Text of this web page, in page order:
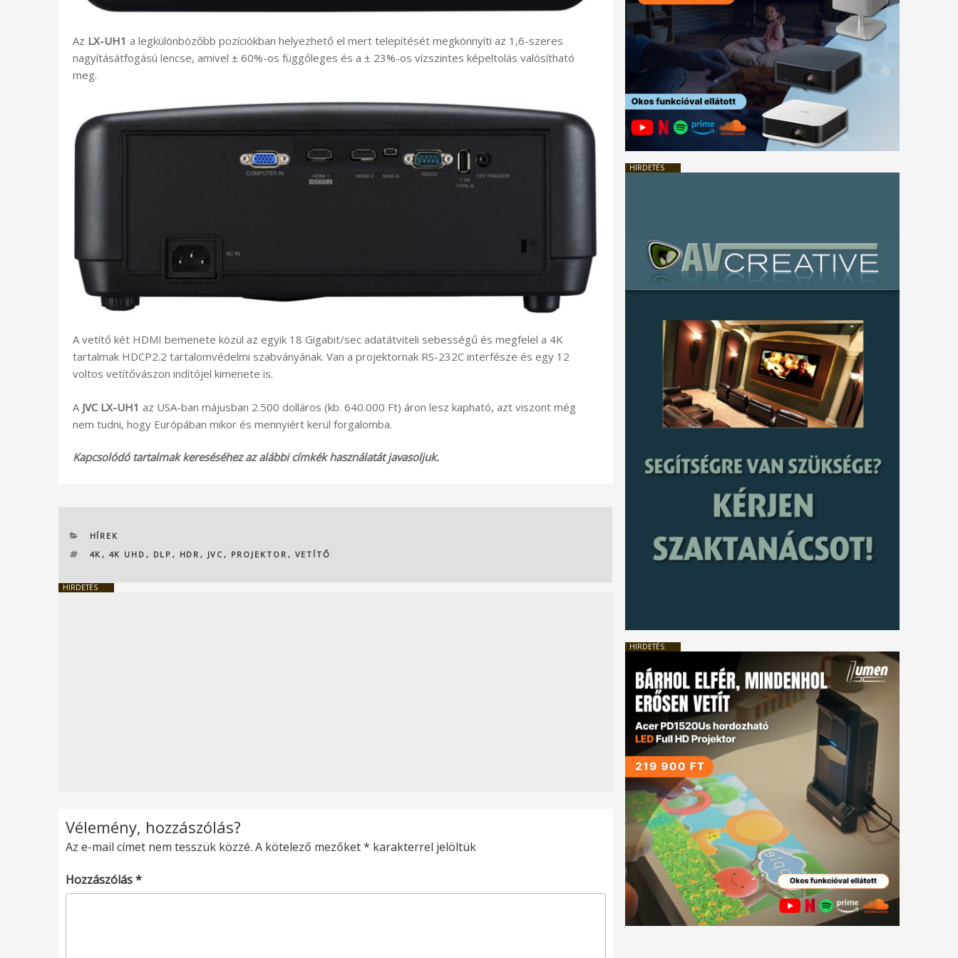
Az LX-UH1 a legkülönbözőbb pozíciókban helyezhető el mert telepítését megkönnyíti az 1,6-szeres
nagyításátfogású lencse, amivel ± 60%-os függőleges és a ± 23%-os vízszintes képeltolás valósítható
meg.
A vetítő két HDMI bemenete közül az egyik 18 Gigabit/sec adatátviteli sebességű és megfelel a 4K
tartalmak HDCP2.2 tartalomvédelmi szabványának. Van a projektornak RS-232C interfésze és egy 12
voltos vetítővászon indítójel kimenete is.
A JVC LX-UH1 az USA-ban májusban 2.500 dolláros (kb. 640.000 Ft) áron lesz kapható, azt viszont még
nem tudni, hogy Európában mikor és mennyiért kerül forgalomba.
Kapcsolódó tartalmak kereséséhez az alábbi címkék használatát javasoljuk.
KATEGÓRIÁK
HÍREK
CÍMKÉK
4K , 4K UHD , DLP , HDR , JVC , PROJEKTOR , VETÍTŐ
HIRDETÉS
Vélemény, hozzászólás?
Az e-mail címet nem tesszük közzé. A kötelező mezőket* karakterrel jelöltük
Hozzászólás*
HIRDETÉS
HIRDETÉS